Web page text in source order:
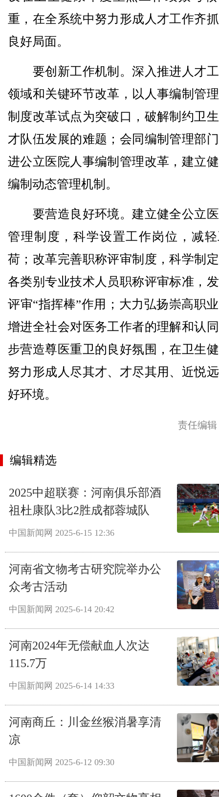
重，在全系统中努力形成人才工作齐
良好局面。
要创新工作机制。深入推进人才
领域和关键环节改革，以人事编制管
制度改革试点为突破口，破解制约卫
才队伍发展的难题；会同编制管理部
进公立医院人事编制管理改革，建立
编制动态管理机制。
要营造良好环境。建立健全公立
管理制度，科学设置工作岗位，减
荷；改革完善职称评审制度，科学制
各类别专业技术人员职称评审标准，
评审“指挥棒”作用；大力弘扬崇高职
增进全社会对医务工作者的理解和认
步营造尊医重卫的良好氛围，在卫生
努力形成人尽其才、才尽其用、近悦
好环境。
责任编
编辑精选
2025中超联赛：河南俱乐部酒
祖杜康队3比2胜成都蓉城队
中国新闻网 2025-6-15 12:36
河南省文物考古研究院举办公
众考古活动
中国新闻网 2025-6-14 20:42
河南2024年无偿献血人次达
115.7万
中国新闻网 2025-6-14 14:33
河南商丘：川金丝猴消暑享清
凉
中国新闻网 2025-6-12 09:30